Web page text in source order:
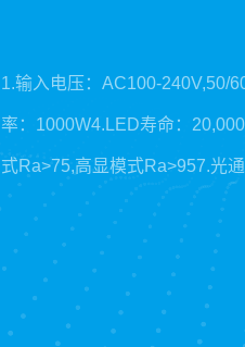
1.输入电压：AC100-240V,50/
率：1000W4.LED寿命：
式Ra>75,高显模式Ra>957.光
侬座9.控制方式：DMX512、
通道11.显示系统：LCD显示屏